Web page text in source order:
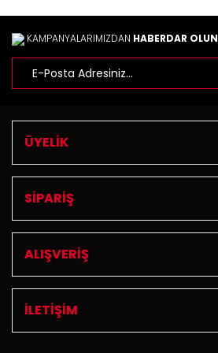
KAMPANYALARIMIZDAN HABERDAR OLUN
ÜYELİK
SİPARİŞ
ALIŞVERİŞ
İLETİŞİM